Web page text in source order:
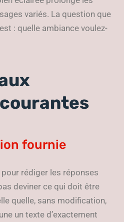
variés. La question que
: quelle ambiance voulez-
fournie
rédiger les réponses
deviner ce qui doit être
quelle, sans modification,
un texte d’exactement